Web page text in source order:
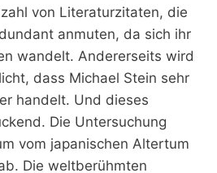
von Literaturzitaten, die
anmuten, da sich ihr
wandelt. Andererseits wird
dass Michael Stein sehr
handelt. Und dieses
Die Untersuchung
vom japanischen Altertum
Die weltberühmten